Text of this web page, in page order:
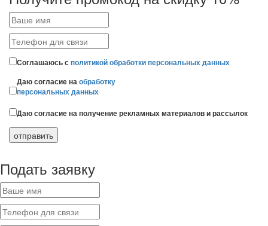
Соглашаюсь сполитикой обработки персональных данных
Даю согласие наобработку
персональных данных
Даю согласие на получение рекламных материалов и рассылок
Подать заявку